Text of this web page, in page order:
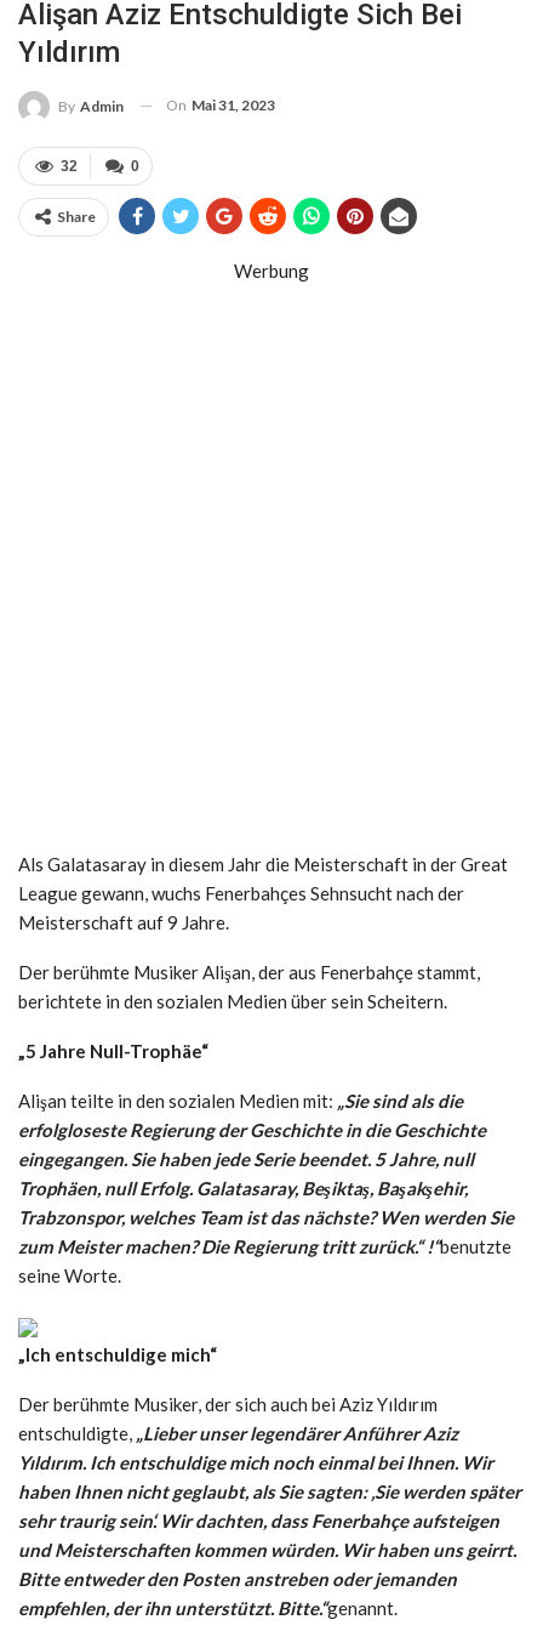
Alişan Aziz Entschuldigte Sich Bei
Yıldırım
By Admin On Mai 31, 2023
0
32
Share
Werbung
Als Galatasaray in diesem Jahr die Meisterschaft in der Great
League gewann, wuchs Fenerbahçes Sehnsucht nach der
Meisterschaft auf 9 Jahre.
Der berühmte Musiker Alişan, der aus Fenerbahçe stammt,
berichtete in den sozialen Medien über sein Scheitern.
„5 Jahre Null-Trophäe“
Alişan teilte in den sozialen Medien mit: „Sie sind als die
erfolgloseste Regierung der Geschichte in die Geschichte
eingegangen. Sie haben jede Serie beendet. 5 Jahre, null
Trophäen, null Erfolg. Galatasaray, Beşiktaş, Başakşehir,
Trabzonspor, welches Team ist das nächste? Wen werden Sie
zum Meister machen? Die Regierung tritt zurück.“ !“benutzte
seine Worte.
„Ich entschuldige mich“
Der berühmte Musiker, der sich auch bei Aziz Yıldırım
entschuldigte, „Lieber unser legendärer Anführer Aziz
Yıldırım. Ich entschuldige mich noch einmal bei Ihnen. Wir
haben Ihnen nicht geglaubt, als Sie sagten: ‚Sie werden später
sehr traurig sein‘. Wir dachten, dass Fenerbahçe aufsteigen
und Meisterschaften kommen würden. Wir haben uns geirrt.
Bitte entweder den Posten anstreben oder jemanden
empfehlen, der ihn unterstützt. Bitte.“genannt.